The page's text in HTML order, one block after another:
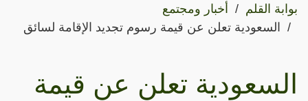
بوابة القلم
أخبار ومجتمع
السعودية تعلن عن قيمة رسوم تجديد الإقامة لسائق
السعودية تعلن عن قيمة